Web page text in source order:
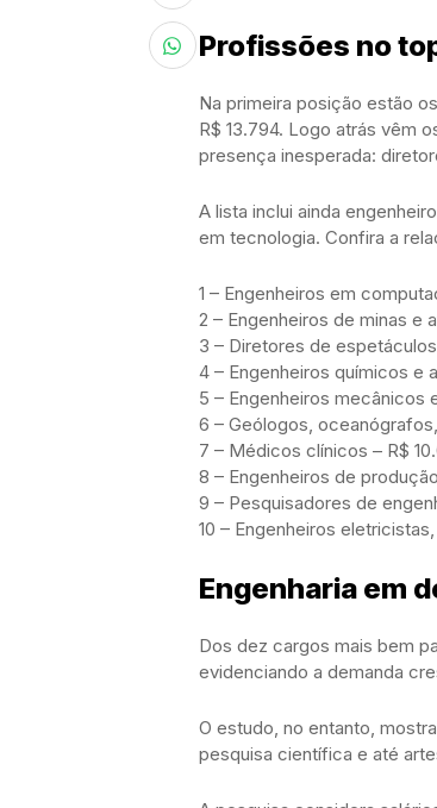
Profissões no
Na primeira posição estão
R$ 13.794. Logo atrás vêm
presença inesperada:
A lista inclui ainda
em tecnologia. Confira a
1 – Engenheiros em
2 – Engenheiros de minas e
3 – Diretores de espetáculos
4 – Engenheiros químicos e
5 – Engenheiros mecânicos
6 – Geólogos,
7 – Médicos clínicos – R$
8 – Engenheiros de
9 – Pesquisadores de
10 – Engenheiros
Engenharia em
Dos dez cargos mais bem
evidenciando a demanda
O estudo, no entanto,
pesquisa científica e até